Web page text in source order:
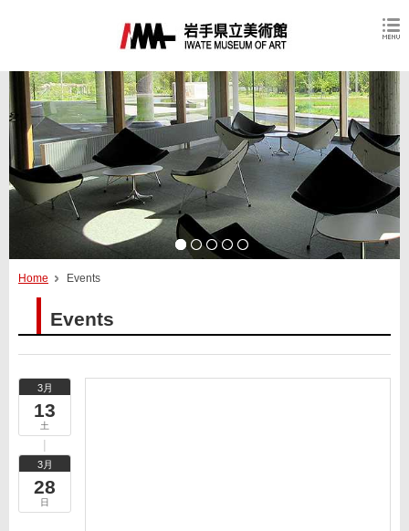
Home Events
Events
3月
13
土
3月
28
日